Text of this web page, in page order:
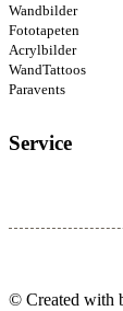
Wandbilder
Fototapeten
Acrylbilder
WandTattoos
Paravents
Service
© Created with